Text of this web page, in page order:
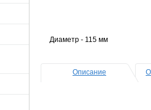
Диаметр - 115 мм
Описание